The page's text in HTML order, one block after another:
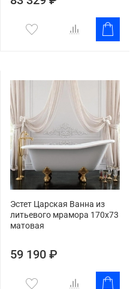
Эстет Царская Ванна из
литьевого мрамора 170x73
матовая
59 190 ₽